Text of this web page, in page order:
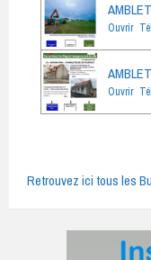
Ouvrir
Ouvrir
Retrouvez ici tous les